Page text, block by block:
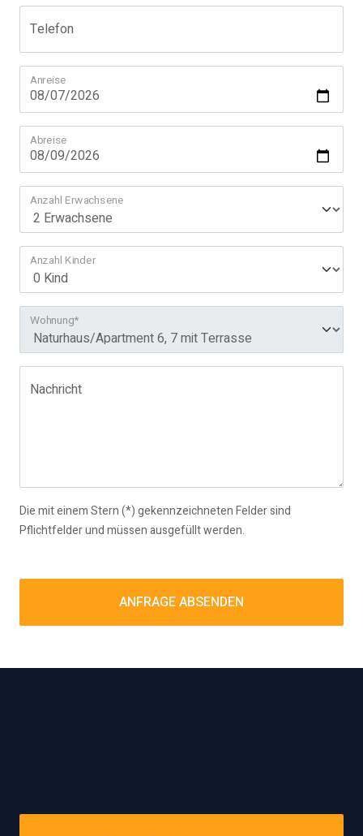
Telefon
Anreise
Abreise
Anzahl Erwachsene
Anzahl Kinder
Wohnung*
Nachricht
Die mit einem Stern (*) gekennzeichneten Felder sind
Pflichtfelder und müssen ausgefüllt werden.
ANFRAGE ABSENDEN